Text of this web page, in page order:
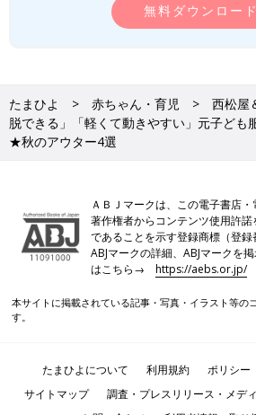
無料ダウンロード
たまひよ 赤ちゃん・育児
西松屋
脱できる」「軽くて動きやすい」元子ども
★秋のアウター4選
ＡＢＪマークは、この電子書店・
著作権者からコンテンツ使用許
であることを示す登録商標（登録
ABJマークの詳細、ABJマークを
はこちら→https://aebs.or.jp/
本サイトに掲載されている記事・写真・イラスト等の
す。
たまひよについて 利用規約 ポリシー
サイトマップ
調査・プレスリリース・メデ